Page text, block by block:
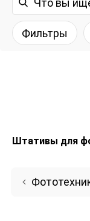
Фильтры
Штативы для